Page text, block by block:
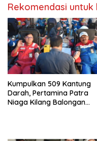
Rekomendasi untuk
Kumpulkan 509 Kantung
Darah, Pertamina Patra
Niaga Kilang Balongan